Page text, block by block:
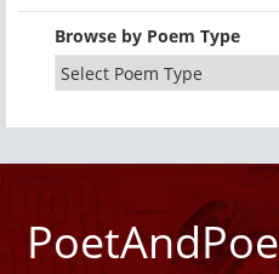
Browse by Poem Type